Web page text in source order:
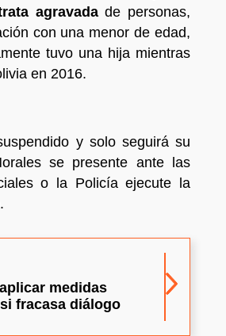
agravadade personas,
con una menor de edad,
tuvo una hija mientras
en 2016.
y solo seguirá su
se presente ante las
o la Policía ejecute la
medidas
fracasa diálogo